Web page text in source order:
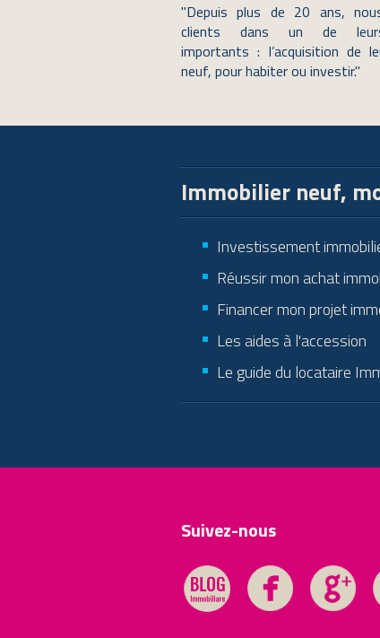
"Depuis plus de 20 ans,
clients dans un de
importants : l’acquisition de
neuf, pour habiter ou investir." ​
Immobilier neuf,
Investissement
Réussir mon achat
Financer mon projet
Les aides à l'accession
Le guide du locataire
Suivez-nous